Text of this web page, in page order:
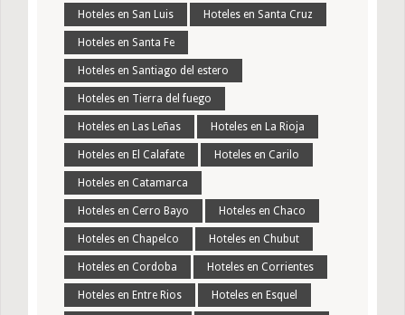
Hoteles en San Luis Hoteles en Santa Cruz
Hoteles en Santa Fe
Hoteles en Santiago del estero
Hoteles en Tierra del fuego
Hoteles en Las Leñas Hoteles en La Rioja
Hoteles en El Calafate Hoteles en Carilo
Hoteles en Catamarca
Hoteles en Cerro Bayo Hoteles en Chaco
Hoteles en Chapelco Hoteles en Chubut
Hoteles en Cordoba Hoteles en Corrientes
Hoteles en Entre Rios Hoteles en Esquel